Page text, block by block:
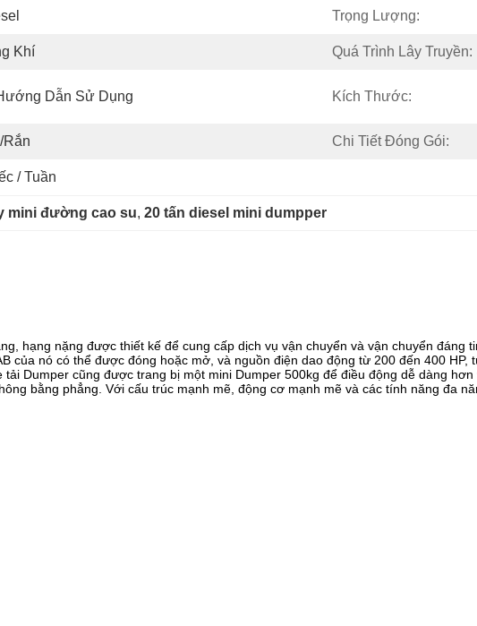
Trọng Lượng:
Khí Quá Trình Lây Truyền:
Dẫn Sử Dụng Kích Thước:
rắn Chi Tiết Đóng Gói:
/ Tuần
mini đường cao su, 20 tấn diesel mini dumpper
hạng nặng được thiết kế để cung cấp dịch vụ vận chuyển và vận chuyển
của nó có thể được đóng hoặc mở, và nguồn điện dao động từ 200 đến 400
Dumper cũng được trang bị một mini Dumper 500kg để điều động dễ dàng
bằng phẳng. Với cấu trúc mạnh mẽ, động cơ mạnh mẽ và các tính năng đa